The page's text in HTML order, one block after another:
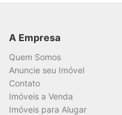
A Empresa
Quem Somos
Anuncie seu Imóvel
Contato
Imóveis a Venda
Imóveis para Alugar